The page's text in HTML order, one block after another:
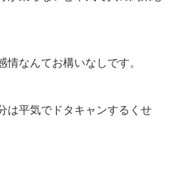
情なんてお構いなしです。
は平気でドタキャンするくせ